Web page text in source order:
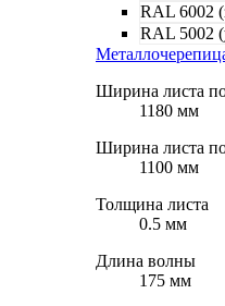
RAL 6002
RAL 5002
Ширина листа
1180 мм
Ширина листа
1100 мм
Толщина листа
0.5 мм
Длина волны
175 мм